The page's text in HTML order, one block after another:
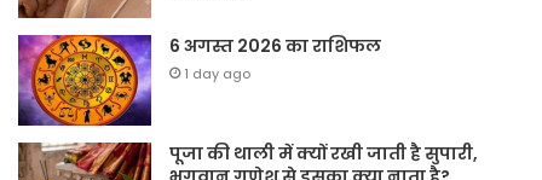
6 अगस्त 2026 का राशिफल
1 day ago
पूजा की थाली में क्यों रखी जाती है सुपारी,